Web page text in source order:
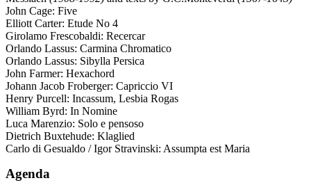
John Cage: Five
Elliott Carter: Etude No 4
Girolamo Frescobaldi: Recercar
Orlando Lassus: Carmina Chromatico
Orlando Lassus: Sibylla Persica
John Farmer: Hexachord
Johann Jacob Froberger: Capriccio VI
Henry Purcell: Incassum, Lesbia Rogas
William Byrd: In Nomine
Luca Marenzio: Solo e pensoso
Dietrich Buxtehude: Klaglied
Carlo di Gesualdo / Igor Stravinski: Assumpta est Maria
Agenda